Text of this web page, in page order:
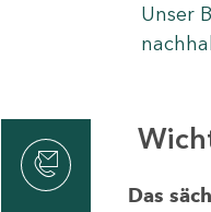
Unser
Das